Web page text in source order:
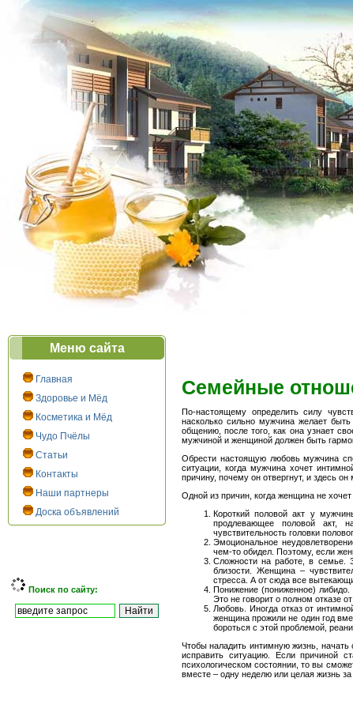
Меню сайта
Главная
Здоровье и Мёд
Косметика и Мёд
Чудо Пчёлы
Статьи
Контакты
Наши партнеры
Доска объявлений
Поиск по сайту:
Семейные
По-настоящему определить силу
насколько сильно мужчина желает
общению, после того, как она узнает
мужчиной и женщиной должен быть
Обрести настоящую любовь мужчина
ситуации, когда мужчина хочет
причину, почему он отвергнут, и здесь
Одной из причин, когда женщина не
Короткий половой акт у
продлевающее половой акт,
чувствительность головки
Эмоциональное
чем-то обидел. Поэтому, если
Сложности на работе, в семье.
близости. Женщина –
стресса. А от сюда все
Понижение (пониженное) либидо.
Это не говорит о полном отказе
Любовь. Иногда отказ от
женщина прожили не один год
бороться с этой проблемой,
Чтобы наладить интимную жизнь, начать
исправить ситуацию. Если причиной
психологическом состоянии, то вы
вместе – одну неделю или целая жизнь